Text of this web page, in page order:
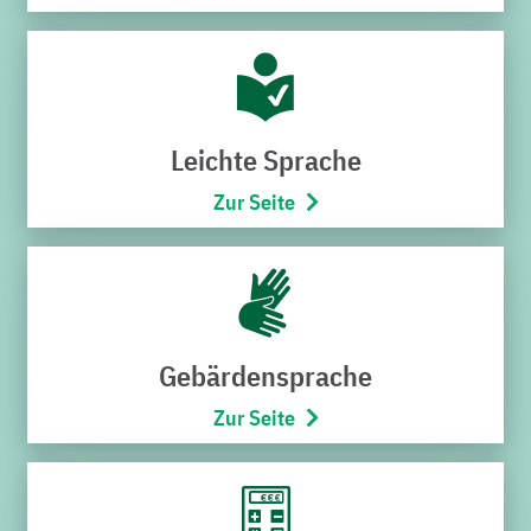
„Zähler und Messen“ auf der Stadtwerke-
Homepage. Kundinnen und Kunden, bei denen ein
Stromzählerwechsel ansteht, werden in einem
persönlichen Anschreiben über den
bevorstehenden Wechsel informiert.
Mit der Durchführung des Zählerwechsels hat die
ewb als bewährten Dienstleister die NZR-Service
einer Legitimation, mit der sie sich auf Wunsch
ausweisen können. Der Zähleraustausch dauert
Kunden kostenfrei. Der Austausch aller o.g.
Stromzähler im Versorgungsgebiet der ewb, also in
der Kernstadt Bruchsal und den Stadtteilen, wird
voraussichtlich bis zum Spätjahr dauern.
Leichte Sprache
Zur Seite
Gebärdensprache
Zur Seite